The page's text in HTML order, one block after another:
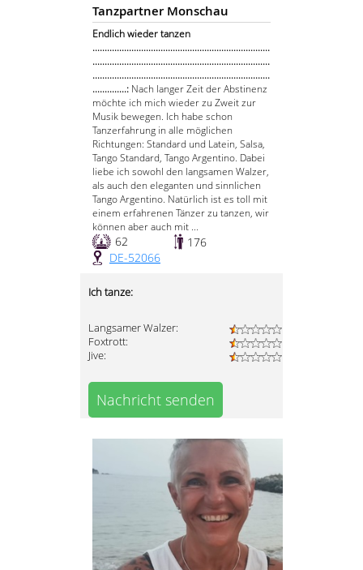
Tanzpartner Monschau
Endlich wieder tanzen
.........................................................................
.........................................................................
.........................................................................
..............: Nach langer Zeit der Abstinenz
möchte ich mich wieder zu Zweit zur
Musik bewegen. Ich habe schon
Tanzerfahrung in alle möglichen
Richtungen: Standard und Latein, Salsa,
Tango Standard, Tango Argentino. Dabei
liebe ich sowohl den langsamen Walzer,
als auch den eleganten und sinnlichen
Tango Argentino. Natürlich ist es toll mit
einem erfahrenen Tänzer zu tanzen, wir
können aber auch mit ...
62
176
DE-52066
Ich tanze:
Langsamer Walzer:
Foxtrott:
Jive:
Nachricht senden